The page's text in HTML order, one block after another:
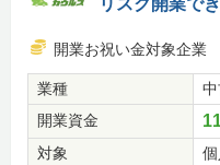
リスク開業で
開業お祝い金対象企業
業種
開業資金
対象